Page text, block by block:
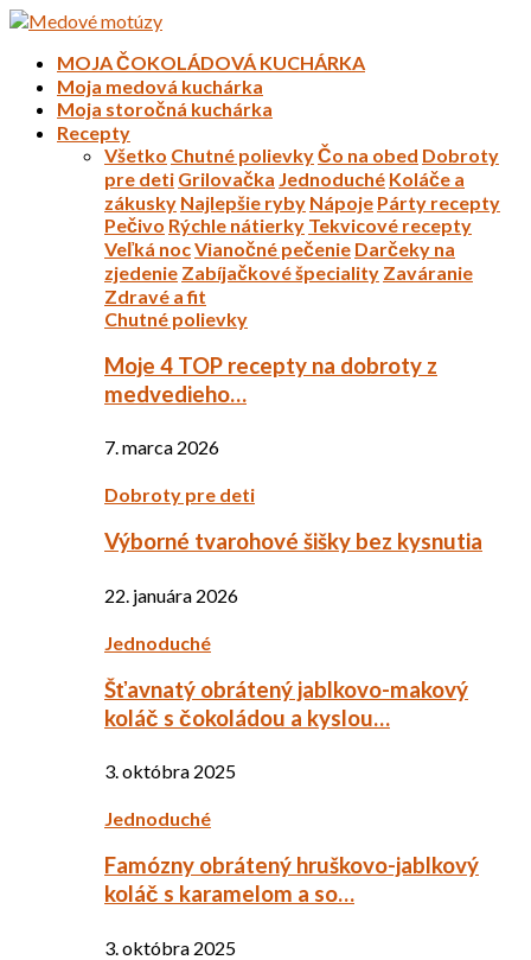
MOJA ČOKOLÁDOVÁ KUCHÁRKA
Moja medová kuchárka
Moja storočná kuchárka
Recepty
Všetko Chutné polievkyČo na obed Dobroty
pre deti Grilovačka Jednoduché Koláče a
zákusky Najlepšie ryby Nápoje Párty recepty
Pečivo Rýchle nátierky Tekvicové recepty
Veľká nocVianočné pečenie Darčeky na
zjedenie Zabíjačkové špeciality Zaváranie
Zdravé a fit
Chutné polievky
Moje 4 TOP recepty na dobroty z
medvedieho…
7. marca 2026
Dobroty pre deti
Výborné tvarohové šišky bez kysnutia
22. januára 2026
Jednoduché
Šťavnatý obrátený jablkovo-makový
koláč s čokoládou a kyslou…
3. októbra 2025
Jednoduché
Famózny obrátený hruškovo-jablkový
koláč s karamelom a so…
3. októbra 2025